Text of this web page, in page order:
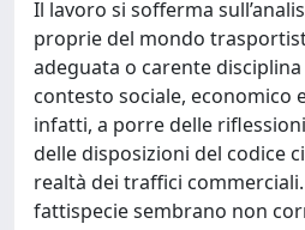
Il lavoro si sofferma
proprie del mondo
adeguata o carente disciplina
contesto sociale, economico
infatti, a porre delle
delle disposizioni del codice
realtà dei traffici
fattispecie sembrano non